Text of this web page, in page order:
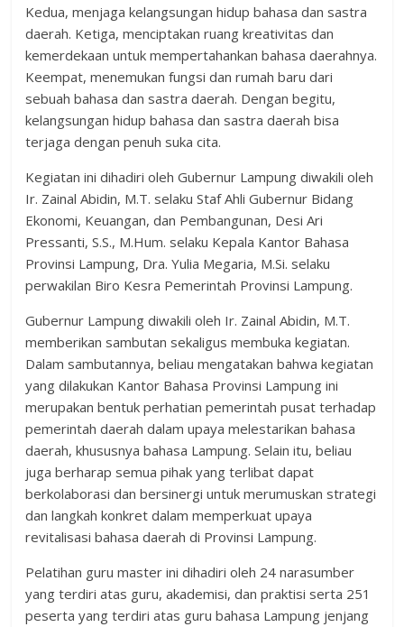
Kedua, menjaga kelangsungan hidup bahasa dan sastra
daerah. Ketiga, menciptakan ruang kreativitas dan
kemerdekaan untuk mempertahankan bahasa daerahnya.
Keempat, menemukan fungsi dan rumah baru dari
sebuah bahasa dan sastra daerah. Dengan begitu,
kelangsungan hidup bahasa dan sastra daerah bisa
terjaga dengan penuh suka cita.
Kegiatan ini dihadiri oleh Gubernur Lampung diwakili oleh
Ir. Zainal Abidin, M.T. selaku Staf Ahli Gubernur Bidang
Ekonomi, Keuangan, dan Pembangunan, Desi Ari
Pressanti, S.S., M.Hum. selaku Kepala Kantor Bahasa
Provinsi Lampung, Dra. Yulia Megaria, M.Si. selaku
perwakilan Biro Kesra Pemerintah Provinsi Lampung.
Gubernur Lampung diwakili oleh Ir. Zainal Abidin, M.T.
memberikan sambutan sekaligus membuka kegiatan.
Dalam sambutannya, beliau mengatakan bahwa kegiatan
yang dilakukan Kantor Bahasa Provinsi Lampung ini
merupakan bentuk perhatian pemerintah pusat terhadap
pemerintah daerah dalam upaya melestarikan bahasa
daerah, khususnya bahasa Lampung. Selain itu, beliau
juga berharap semua pihak yang terlibat dapat
berkolaborasi dan bersinergi untuk merumuskan strategi
dan langkah konkret dalam memperkuat upaya
revitalisasi bahasa daerah di Provinsi Lampung.
Pelatihan guru master ini dihadiri oleh 24 narasumber
yang terdiri atas guru, akademisi, dan praktisi serta 251
peserta yang terdiri atas guru bahasa Lampung jenjang